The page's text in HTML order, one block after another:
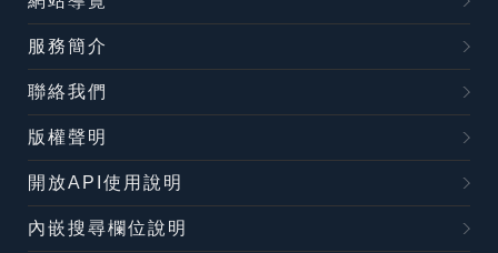
服務簡介
聯絡我們
版權聲明
開放API使用說明
內嵌搜尋欄位說明